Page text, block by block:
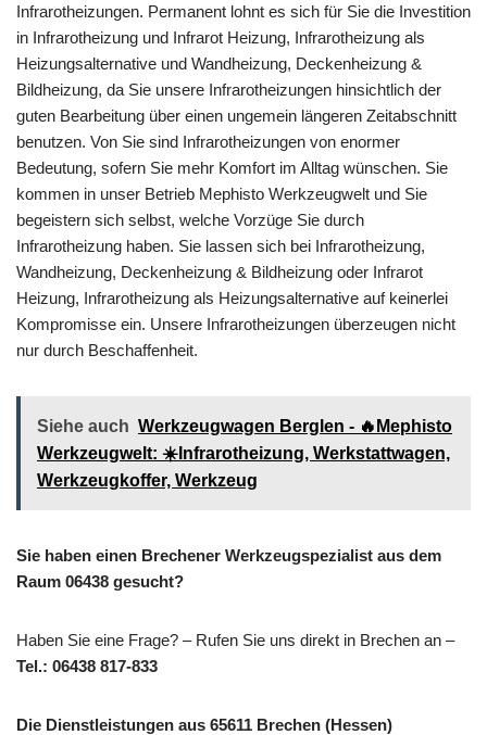
Infrarotheizungen. Permanent lohnt es sich für Sie die Investition
in Infrarotheizung und Infrarot Heizung, Infrarotheizung als
Heizungsalternative und Wandheizung, Deckenheizung &
Bildheizung, da Sie unsere Infrarotheizungen hinsichtlich der
guten Bearbeitung über einen ungemein längeren Zeitabschnitt
benutzen. Von Sie sind Infrarotheizungen von enormer
Bedeutung, sofern Sie mehr Komfort im Alltag wünschen. Sie
kommen in unser Betrieb Mephisto Werkzeugwelt und Sie
begeistern sich selbst, welche Vorzüge Sie durch
Infrarotheizung haben. Sie lassen sich bei Infrarotheizung,
Wandheizung, Deckenheizung & Bildheizung oder Infrarot
Heizung, Infrarotheizung als Heizungsalternative auf keinerlei
Kompromisse ein. Unsere Infrarotheizungen überzeugen nicht
nur durch Beschaffenheit.
Siehe auch Werkzeugwagen Berglen - 🔥Mephisto
Werkzeugwelt: ☀️Infrarotheizung, Werkstattwagen,
Werkzeugkoffer, Werkzeug
Sie haben einen Brechener Werkzeugspezialist aus dem
Raum 06438 gesucht?
Haben Sie eine Frage? – Rufen Sie uns direkt in Brechen an –
Tel.: 06438 817-833
Die Dienstleistungen aus 65611 Brechen (Hessen)